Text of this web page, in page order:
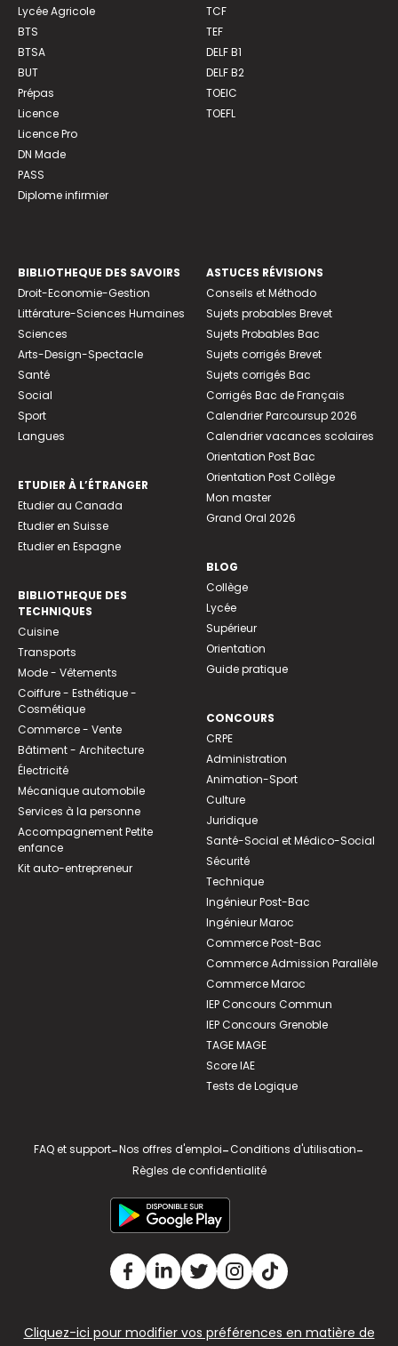
Lycée Agricole
BTS
BTSA
BUT
Prépas
Licence
Licence Pro
DN Made
PASS
Diplome infirmier
TCF
TEF
DELF B1
DELF B2
TOEIC
TOEFL
BIBLIOTHEQUE DES SAVOIRS
Droit-Economie-Gestion
Littérature-Sciences Humaines
Sciences
Arts-Design-Spectacle
Santé
Social
Sport
Langues
ETUDIER À L’ÉTRANGER
Etudier au Canada
Etudier en Suisse
Etudier en Espagne
BIBLIOTHEQUE DES
TECHNIQUES
Cuisine
Transports
Mode - Vêtements
Coiffure - Esthétique -
Cosmétique
Commerce - Vente
Bâtiment - Architecture
Électricité
Mécanique automobile
Services à la personne
Accompagnement Petite
enfance
Kit auto-entrepreneur
ASTUCES RÉVISIONS
Conseils et Méthodo
Sujets probables Brevet
Sujets Probables Bac
Sujets corrigés Brevet
Sujets corrigés Bac
Corrigés Bac de Français
Calendrier Parcoursup 2026
Calendrier vacances scolaires
Orientation Post Bac
Orientation Post Collège
Mon master
Grand Oral 2026
BLOG
Collège
Lycée
Supérieur
Orientation
Guide pratique
CONCOURS
CRPE
Administration
Animation-Sport
Culture
Juridique
Santé-Social et Médico-Social
Sécurité
Technique
Ingénieur Post-Bac
Ingénieur Maroc
Commerce Post-Bac
Commerce Admission Parallèle
Commerce Maroc
IEP Concours Commun
IEP Concours Grenoble
TAGE MAGE
Score IAE
Tests de Logique
FAQ et support-Nos offres d'emploi-Conditions d'utilisation-
Règles de confidentialité
Cliquez-ici pour modifier vos préférences en matière de